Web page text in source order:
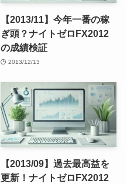
【2013/11】今年一番の稼
ぎ頭？ナイトゼロFX2012
の成績検証
2013/12/13
【2013/09】過去最高益を
更新！ナイトゼロFX2012